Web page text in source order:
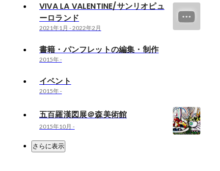
VIVA LA VALENTINE/サンリオピュ
ーロランド
2021年1月 -2022年2月
書籍・パンフレットの編集・制作
2015年-
イベント
2015年-
五百羅漢図展＠森美術館
2015年10月 -
さらに表示